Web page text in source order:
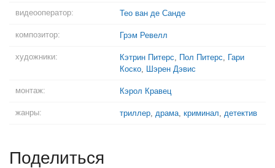
видеооператор: Тео ван де Санде
композитор: Грэм Ревелл
художники: Кэтрин Питерс, Пол Питерс, Гари
Коско, Шэрен Дэвис
монтаж: Кэрол Кравец
жанры: триллер, драма, криминал, детектив
Поделиться